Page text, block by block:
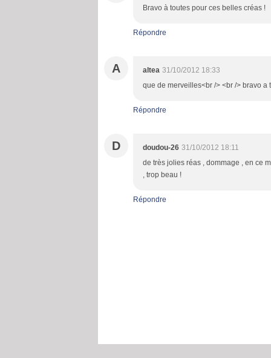
Bravo à toutes pour ces belles créas !
Répondre
A altea 31/10/2012 18:33
que de merveilles<br /> <br /> bravo a
Répondre
D doudou-26 31/10/2012 18:11
de très jolies réas , dommage , en ce
, trop beau !
Répondre